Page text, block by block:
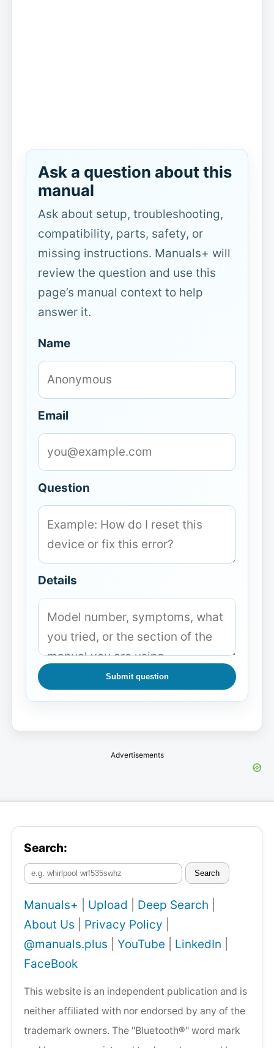
Ask a question about this
manual
Ask about setup, troubleshooting,
compatibility, parts, safety, or
missing instructions. Manuals+ will
review the question and use this
page’s manual context to help
answer it.
Name
Email
Question
Details
Submit question
Advertisements
Search:
Search
Manuals+ Upload Deep Search
About Us
Privacy Policy
@manuals.plus
YouTube LinkedIn
FaceBook
This website is an independent publication and is
neither affiliated with nor endorsed by any of the
trademark owners. The "Bluetooth®" word mark